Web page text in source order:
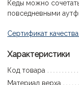
Кеды можно
повседневными
Сертификат
Характеристики
Код товара
Материал верха